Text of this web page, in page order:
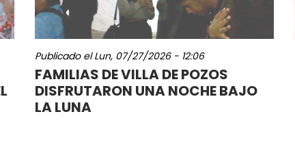
Publicado elLun, 07/27/2026 - 12:06
FAMILIAS DE VILLA DE POZOS
DISFRUTARON UNA NOCHE BAJO
LA LUNA